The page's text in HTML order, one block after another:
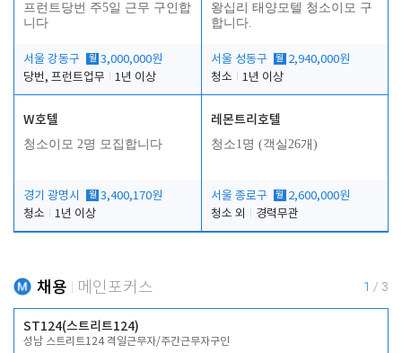
프런트당번 주5일 근무 구인합
니다
서울 강동구 월 3,000,000원
당번, 프런트업무
1년 이상
왕십리 태양모텔 청소이모 구
합니다.
서울 성동구 월 2,940,000원
청소
1년 이상
W호텔
청소이모 2명 모집합니다
경기 광명시 월 3,400,170원
청소
1년 이상
레몬트리호텔
청소1명 (객실26개)
서울 종로구 월 2,600,000원
청소 외
경력무관
채용 메인포커스 1 / 3
ST124(스트리트124)
성남 스트리트124 격일근무자/주간근무자구인